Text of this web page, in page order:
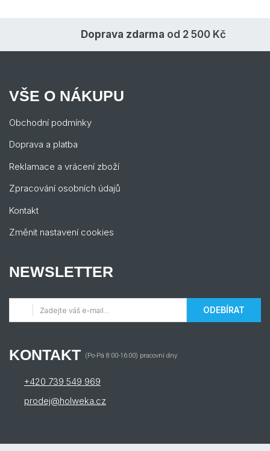
Doprava zdarma od 2 500 Kč
VŠE O NÁKUPU
Obchodní podmínky
Doprava a platba
Reklamace a vrácení zboží
Zpracování osobních údajů
Kontakt
Změnit nastavení cookies
NEWSLETTER
ODEBÍRAT
KONTAKT (Po-Pá 8:00-16:00) pracovní dny
+420 739 549 969
prodej@holweka.cz